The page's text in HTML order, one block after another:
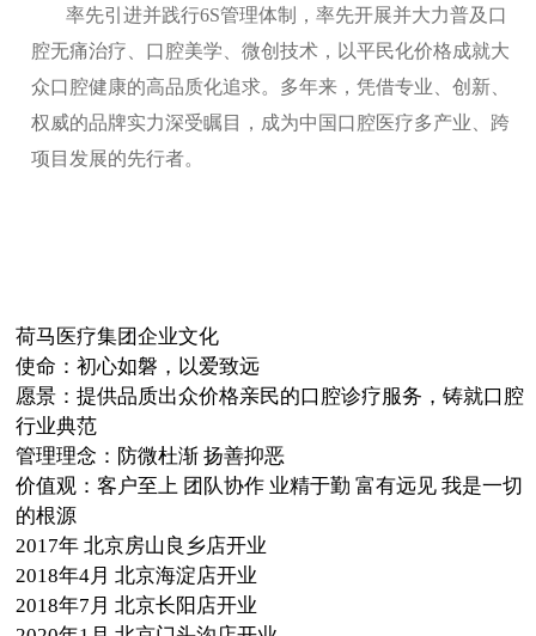
率先引进并践行6S管理体制，率先开展并大力普及口
腔无痛治疗、口腔美学、微创技术，以平民化价格成就大
众口腔健康的高品质化追求。多年来，凭借专业、创新、
权威的品牌实力深受瞩目，成为中国口腔医疗多产业、跨
项目发展的先行者。
荷马医疗集团企业文化
使命：初心如磐，以爱致远
愿景：提供品质出众价格亲民的口腔诊疗服务，铸就口腔
行业典范
管理理念：防微杜渐 扬善抑恶
价值观：客户至上 团队协作 业精于勤 富有远见 我是一切
的根源
2017年 北京房山良乡店开业
2018年4月 北京海淀店开业
2018年7月 北京长阳店开业